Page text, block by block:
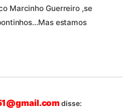
Marcinho Guerreiro ,se
estamos
disse: